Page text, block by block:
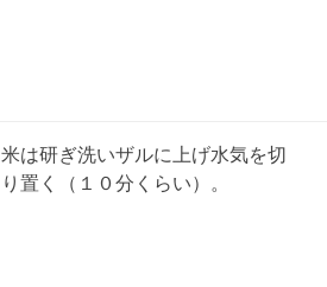
米は研ぎ洗いザルに上げ水気を切
り置く（１０分くらい）。